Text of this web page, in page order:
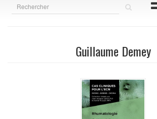
Guillaume Demey